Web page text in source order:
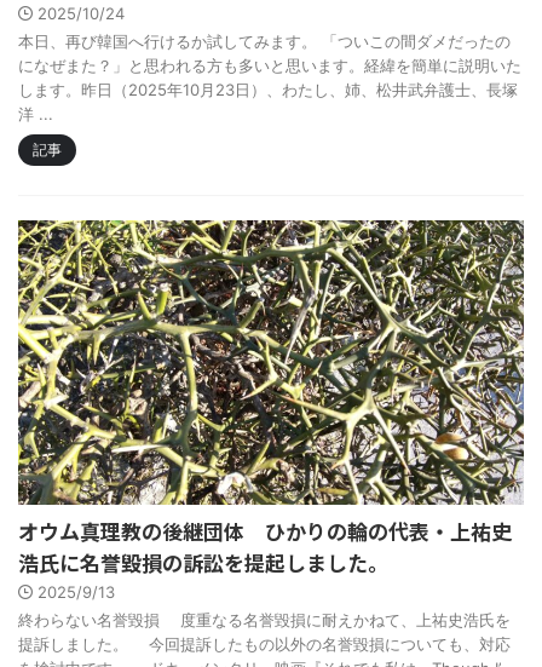
2025/10/24
本日、再び韓国へ行けるか試してみます。 「ついこの間ダメだったの
になぜまた？」と思われる方も多いと思います。経緯を簡単に説明いた
します。昨日（2025年10月23日）、わたし、姉、松井武弁護士、長塚
洋 ...
記事
オウム真理教の後継団体 ひかりの輪の代表・上祐史
浩氏に名誉毀損の訴訟を提起しました。
2025/9/13
終わらない名誉毀損 度重なる名誉毀損に耐えかねて、上祐史浩氏を
提訴しました。 今回提訴したもの以外の名誉毀損についても、対応